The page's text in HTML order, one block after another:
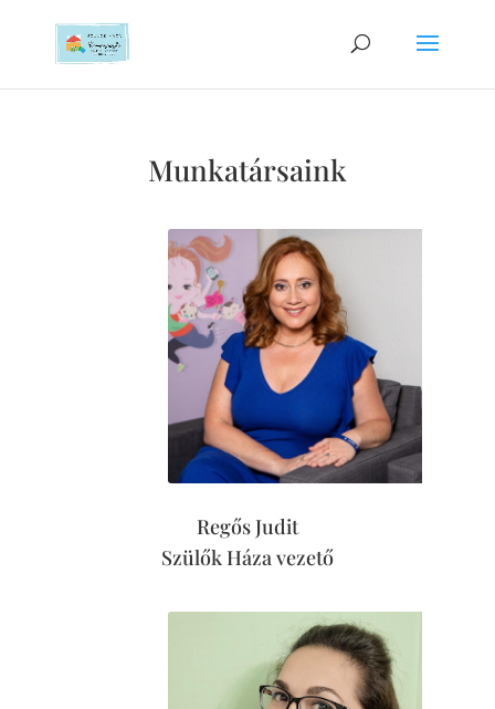
Munkatársaink
Regős Judit
Szülők Háza vezető